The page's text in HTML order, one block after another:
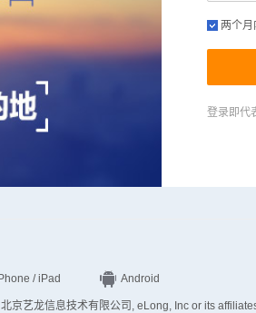
两个
登录即代
/ iPad Android
艺龙信息技术有限公司, eLong, Inc or its